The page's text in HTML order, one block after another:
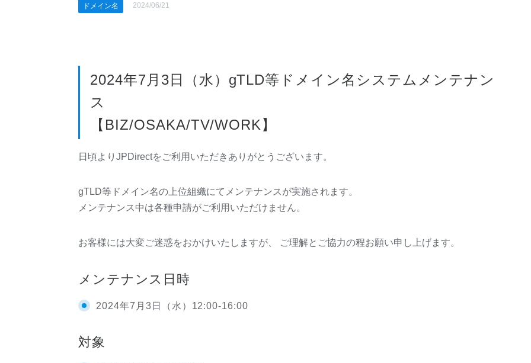
ドメイン名 2024/06/21
2024年7月3日（水）gTLD等ドメイン名システムメンテナン
ス
【BIZ/OSAKA/TV/WORK】
日頃よりJPDirectをご利用いただきありがとうございます。
gTLD等ドメイン名の上位組織にてメンテナンスが実施されます。
メンテナンス中は各種申請がご利用いただけません。
お客様には大変ご迷惑をおかけいたしますが、 ご理解とご協力の程お願い申し上げます。
メンテナンス日時
2024年7月3日（水）12:00-16:00
対象